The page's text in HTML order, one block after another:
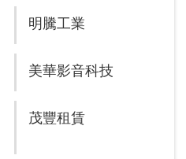
明騰工業
美華影音科技
茂豐租賃